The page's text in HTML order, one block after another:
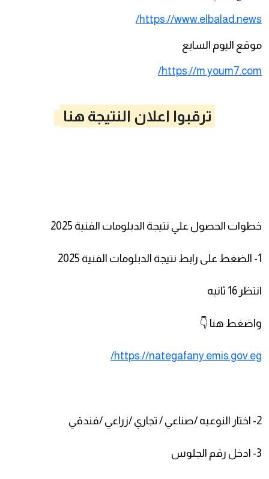
https://www.elbalad.news/
موقع اليوم السابع
https://m.youm7.com/
ترقبوا اعلان النتيجة هنا
خطوات الحصول علي نتيجة الدبلومات الفنية 2025
1- الضغط على رابط نتيجة الدبلومات الفنية 2025
انتظر 16 ثانيه
واضغط هنا 👇
https://nategafany.emis.gov.eg/
2- اختار النوعيه /صناعي / تجاري /زراعي /فندقي
3- ادخل رقم الجلوس